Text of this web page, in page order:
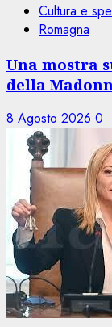
Cultura e
Romagna
Una mostra
della
8 Agosto 2026 0